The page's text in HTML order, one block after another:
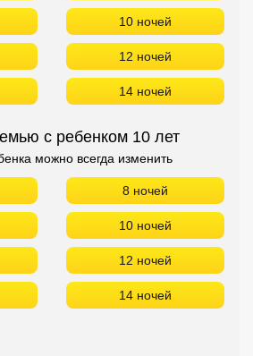
10 ночей
12 ночей
14 ночей
с ребенком 10 лет
можно всегда изменить
8 ночей
10 ночей
12 ночей
14 ночей